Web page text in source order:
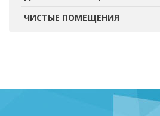
ЧИСТЫЕ ПОМЕЩЕНИЯ